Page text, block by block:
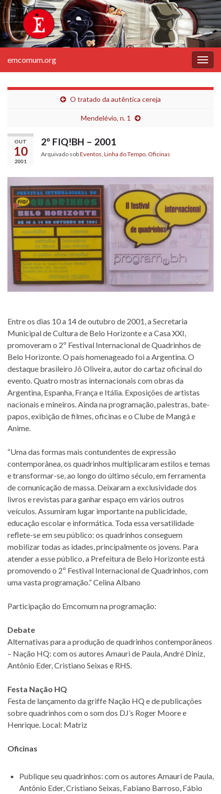
emcomum.org
O tratado da autêntica cereja
Mendelévio, n. 1
OUT
10
2001
2º FIQ!BH – 2001
Arquivado sobEventos Linha do Tempo Oficinas
Entre os dias 10 a 14 de outubro de 2001, a Secretaria
Municipal de Cultura de Belo Horizonte e a Casa XXI,
promoveram o 2º Festival Internacional de Quadrinhos de
Belo Horizonte. O país homenageado foi a Argentina. O
destaque brasileiro Jô Oliveira, autor do cartaz oficinal do
evento. Quatro mostras internacionais com obras da
Argentina, Espanha, França e Itália. Exposições de artistas
nacionais e mineiros. Ainda na programação, palestras, bate-
papos, exibição de filmes, oficinas e o Clube de Mangá e
Anime.
“Uma das formas mais contundentes de expressão
contemporânea, os quadrinhos multiplicaram estilos e temas
e transformar-se, ao longo do último século, em ferramenta
de comunicação de massa. Deixaram a exclusividade dos
livros e revistas para ganhar espaço em vários outros
veículos. Assumiram lugar importante na publicidade,
educação escolar e informática. Toda essa versatilidade
reflete-se em seu público: os quadrinhos conseguem
mobilizar todas as idades, principalmente os jovens. Para
atender a esse público, a Prefeitura de Belo Horizonte está
promovendo o 2º Festival Internacional de Quadrinhos, com
uma vasta programação.” Celina Albano
Participação do Emcomum na programação:
Debate
Alternativas para a produção de quadrinhos contemporâneos
– Nação HQ: com os autores Amauri de Paula, André Diniz,
Antônio Eder, Cristiano Seixas e RHS.
Festa Nação HQ
Festa de lançamento da griffe Nação HQ e de publicações
sobre quadrinhos com o som dos DJ’s Roger Moore e
Henrique. Local: Matriz
Oficinas
Publique seu quadrinhos: com os autores Amauri de Paula,
Antônio Eder, Cristiano Seixas, Fabiano Barroso, Fábio